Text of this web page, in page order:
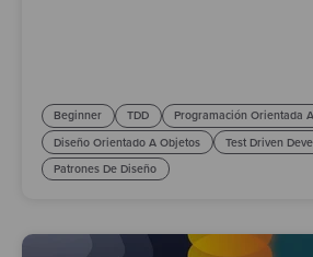
Beginner TDD
Programación Orientada
Diseño Orientado A Objetos
Test Driven
Patrones De Diseño